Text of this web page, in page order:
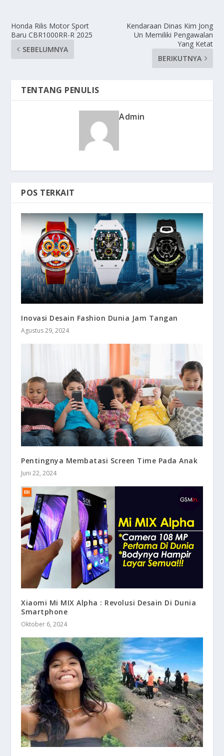
Honda Rilis Motor Sport
Baru CBR1000RR-R 2025
SEBELUMNYA
Kendaraan Dinas Kim Jong
Un Memiliki Pengawalan
Yang Ketat
BERIKUTNYA
TENTANG PENULIS
Admin
POS TERKAIT
Inovasi Desain Fashion Dunia Jam Tangan
Agustus 29, 2024
Pentingnya Membatasi Screen Time Pada Anak
Juni 22, 2024
Xiaomi Mi MIX Alpha : Revolusi Desain Di Dunia
Smartphone
Oktober 6, 2024